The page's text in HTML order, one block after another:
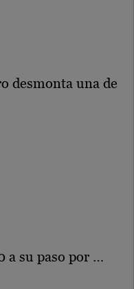
desmonta una de
a su paso por …